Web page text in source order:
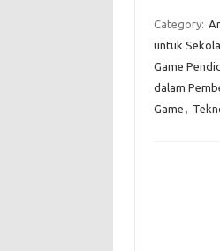
Category:
untuk
Game
dalam
Game ,